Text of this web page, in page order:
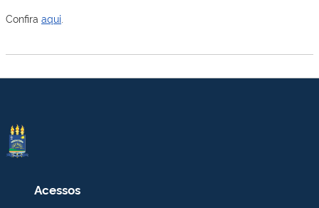
Confira aqui
Acessos